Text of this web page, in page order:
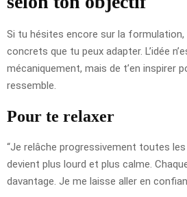
Si tu hésites encore sur la formulation,
concrets que tu peux adapter. L’idée
mécaniquement, mais de t’en inspirer
ressemble.
Pour te relaxer
“Je relâche progressivement toutes
devient plus lourd et plus calme.
davantage. Je me laisse aller en